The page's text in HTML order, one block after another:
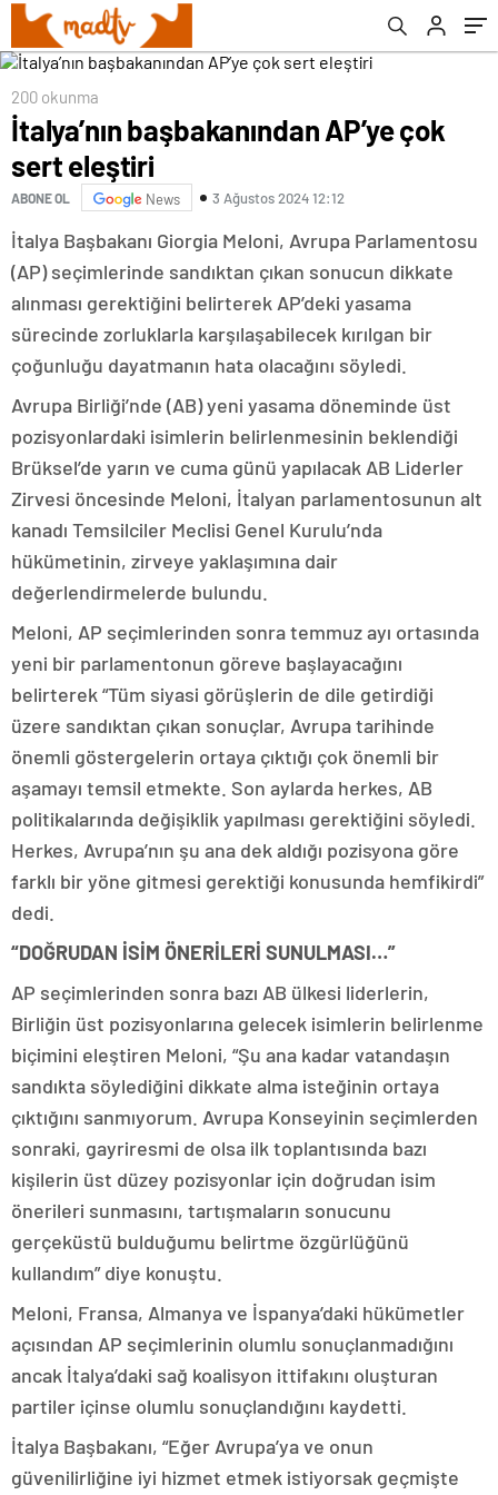
200 okunma
İtalya’nın başbakanından AP’ye çok
sert eleştiri
ABONE OL News 3 Ağustos 2024 12:12
İtalya Başbakanı Giorgia Meloni, Avrupa Parlamentosu
(AP) seçimlerinde sandıktan çıkan sonucun dikkate
alınması gerektiğini belirterek AP’deki yasama
sürecinde zorluklarla karşılaşabilecek kırılgan bir
çoğunluğu dayatmanın hata olacağını söyledi.
Avrupa Birliği’nde (AB) yeni yasama döneminde üst
pozisyonlardaki isimlerin belirlenmesinin beklendiği
Brüksel’de yarın ve cuma günü yapılacak AB Liderler
Zirvesi öncesinde Meloni, İtalyan parlamentosunun alt
kanadı Temsilciler Meclisi Genel Kurulu’nda
hükümetinin, zirveye yaklaşımına dair
değerlendirmelerde bulundu.
Meloni, AP seçimlerinden sonra temmuz ayı ortasında
yeni bir parlamentonun göreve başlayacağını
belirterek “Tüm siyasi görüşlerin de dile getirdiği
üzere sandıktan çıkan sonuçlar, Avrupa tarihinde
önemli göstergelerin ortaya çıktığı çok önemli bir
aşamayı temsil etmekte. Son aylarda herkes, AB
politikalarında değişiklik yapılması gerektiğini söyledi.
Herkes, Avrupa’nın şu ana dek aldığı pozisyona göre
farklı bir yöne gitmesi gerektiği konusunda hemfikirdi”
dedi.
“DOĞRUDAN İSİM ÖNERİLERİ SUNULMASI…”
AP seçimlerinden sonra bazı AB ülkesi liderlerin,
Birliğin üst pozisyonlarına gelecek isimlerin belirlenme
biçimini eleştiren Meloni, “Şu ana kadar vatandaşın
sandıkta söylediğini dikkate alma isteğinin ortaya
çıktığını sanmıyorum. Avrupa Konseyinin seçimlerden
sonraki, gayriresmi de olsa ilk toplantısında bazı
kişilerin üst düzey pozisyonlar için doğrudan isim
önerileri sunmasını, tartışmaların sonucunu
gerçeküstü bulduğumu belirtme özgürlüğünü
kullandım” diye konuştu.
Meloni, Fransa, Almanya ve İspanya’daki hükümetler
açısından AP seçimlerinin olumlu sonuçlanmadığını
ancak İtalya’daki sağ koalisyon ittifakını oluşturan
partiler içinse olumlu sonuçlandığını kaydetti.
İtalya Başbakanı, “Eğer Avrupa’ya ve onun
güvenilirliğine iyi hizmet etmek istiyorsak geçmişte